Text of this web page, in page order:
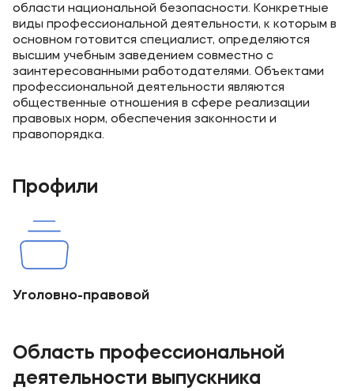
области национальной безопасности. Конкретные
виды профессиональной деятельности, к которым в
основном готовится специалист, определяются
высшим учебным заведением совместно с
заинтересованными работодателями. Объектами
профессиональной деятельности являются
общественные отношения в сфере реализации
правовых норм, обеспечения законности и
правопорядка.
Профили
Уголовно-правовой
Область профессиональной
деятельности выпускника